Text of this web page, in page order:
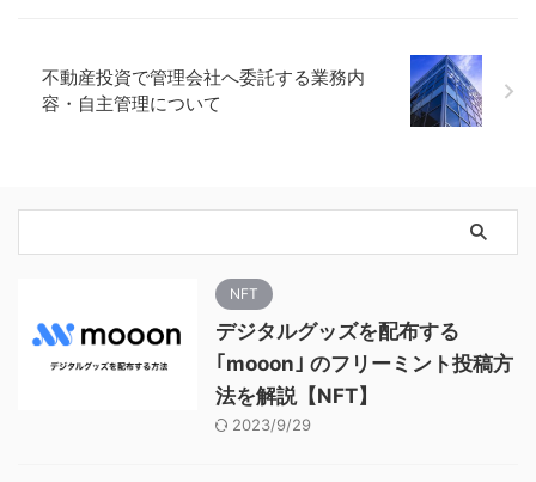
不動産投資で管理会社へ委託する業務内
容・自主管理について
NFT
デジタルグッズを配布する
｢mooon｣ のフリーミント投稿方
法を解説【NFT】
2023/9/29